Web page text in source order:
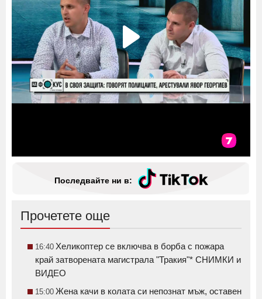
Последвайте ни в:
Прочетете още
16:40 Хеликоптер се включва в борба с пожара
край затворената магистрала "Тракия"* СНИМКИ и
ВИДЕО
15:00 Жена качи в колата си непознат мъж, оставен